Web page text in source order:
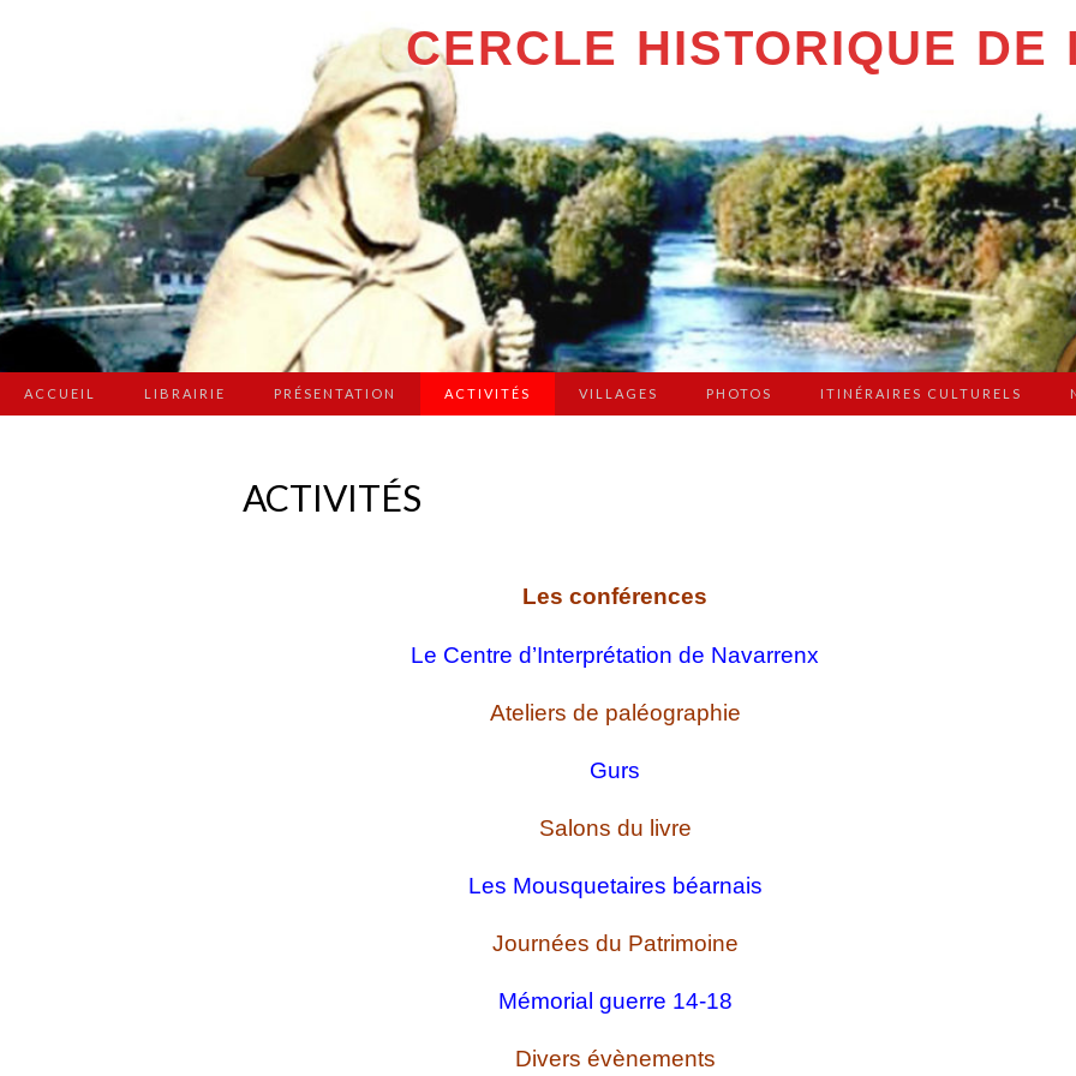
CERCLE HISTORIQUE DE
ACCUEIL LIBRAIRIE PRÉSENTATION ACTIVITÉS VILLAGES PHOTOS ITINÉRAIRES CULTURELS
ACTIVITÉS
Les conférences
Le Centre d’Interprétation de Navarrenx
Ateliers de paléographie
Gurs
Salons du livre
Les Mousquetaires béarnais
Journées du Patrimoine
Mémorial guerre 14-18
Divers évènements